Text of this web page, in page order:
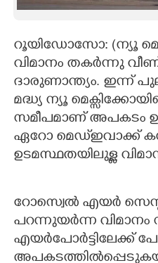
CARTOONS
LITERATURE
ZOOM
റൂയിഡോസോ: (ന്യൂ
വിമാനം തകർന്നു
ദാരുണാന്ത്യം. ഇന്ന്
മദ്ധ്യ ന്യൂ
സമീപമാണ് അപകടം
ഏറോ മെഡ്ഇവാക്ക്
ഉടമസ്ഥതയിലുള്ള
റോസ്വെൽ എയർ
പറന്നുയർന്ന വിമാനം
എയർപോർട്ടിലേക്ക്